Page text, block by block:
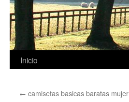
Saltar
contenido
Inicio
← camisetas basicas baratas mujer